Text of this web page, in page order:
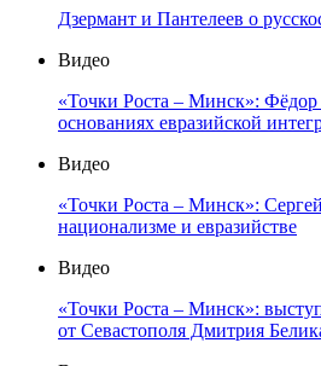
Дзермант и Пантелеев о
Видео
«Точки Роста – Минск»: Фёдор
основаниях евразийской
Видео
«Точки Роста – Минск»:
национализме и евразийстве
Видео
«Точки Роста – Минск»:
от Севастополя Дмитрия